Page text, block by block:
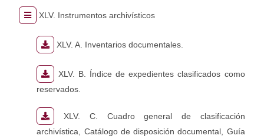
XLV. Instrumentos archivísticos
XLV. A. Inventarios documentales.
XLV. B. Índice de expedientes clasificados como
reservados.
XLV. C. Cuadro general de clasificación
archivística, Catálogo de disposición documental, Guía